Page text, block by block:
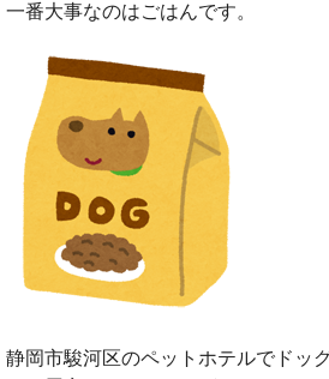
一番大事なのはごはんです。
静岡市駿河区のペットホテルでドッ